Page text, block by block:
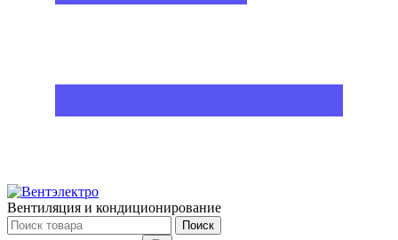
Вентиляция и кондиционирование
Поиск